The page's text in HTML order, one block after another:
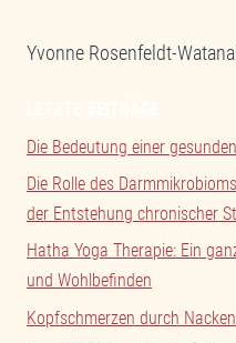
Yvonne Rosenfeldt-
Die Bedeutung einer
Die Rolle des
der Entstehung chronischer
Hatha Yoga Therapie: Ein
und Wohlbefinden
Kopfschmerzen durch